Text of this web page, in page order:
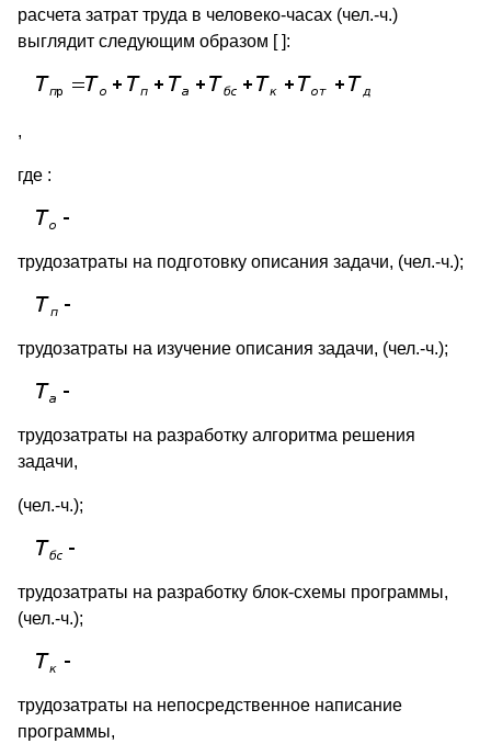
расчета затрат труда в человеко-часах (чел.-ч.)
выглядит следующим образом [ ]:
,
где :
трудозатраты на подготовку описания задачи, (чел.-ч.);
трудозатраты на изучение описания задачи, (чел.-ч.);
трудозатраты на разработку алгоритма решения
задачи,
(чел.-ч.);
трудозатраты на разработку блок-схемы программы,
(чел.-ч.);
трудозатраты на непосредственное написание
программы,